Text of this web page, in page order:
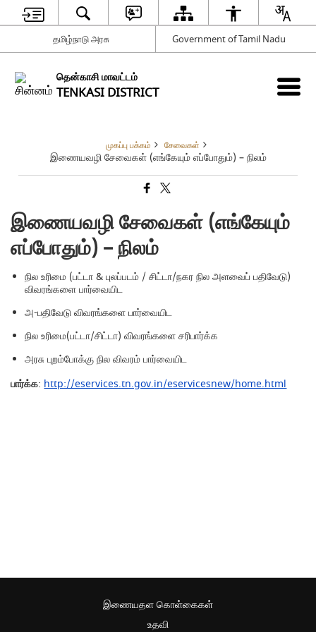
தமிழ்நாடு அரசு Government of Tamil Nadu
தென்காசி மாவட்டம்
TENKASI DISTRICT
முகப்பு பக்கம் சேவைகள்
இணையவழி சேவைகள் (எங்கேயும் எப்போதும்) – நிலம்
இணையவழி சேவைகள் (எங்கேயும்
எப்போதும்) – நிலம்
நில உரிமை (பட்டா & புலப்படம் / சிட்டா/நகர நில அளவைப் பதிவேடு)
விவரங்களை பார்வையிட
அ-பதிவேடு விவரங்களை பார்வையிட
நில உரிமை(பட்டா/சிட்டா) விவரங்களை சரிபார்க்க
அரசு புறம்போக்கு நில விவரம் பார்வையிட
பார்க்க: http://eservices.tn.gov.in/eservicesnew/home.html
இணையதள கொள்கைகள்
உதவி